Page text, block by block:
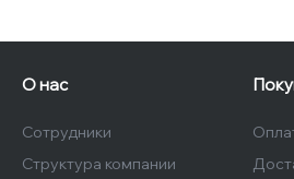
О нас
Сотрудники
Структура компании